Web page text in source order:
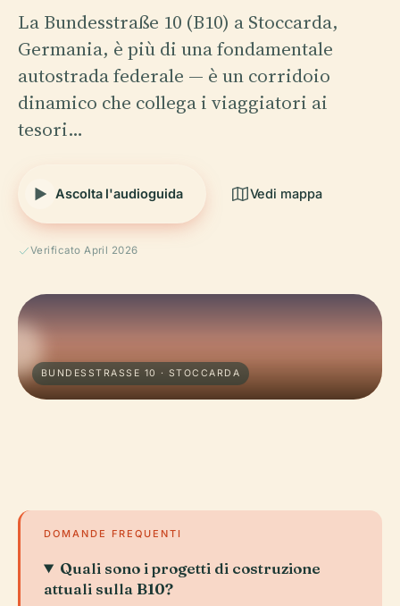
La Bundesstraße 10 (B10) a Stoccarda,
Germania, è più di una fondamentale
autostrada federale — è un corridoio
dinamico che collega i viaggiatori ai
tesori…
Ascolta l'audioguida Vedi mappa
Verificato April 2026
BUNDESSTRASSE 10 · STOCCARDA
DOMANDE FREQUENTI
Quali sono i progetti di costruzione
attuali sulla B10?